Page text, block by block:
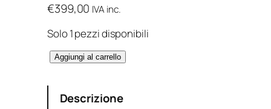
€399,00 IVA inc.
Solo 1 pezzi disponibili
C
r
Aggiungi al carrello
Descrizione